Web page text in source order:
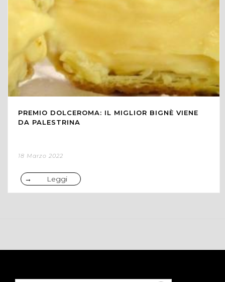
PREMIO DOLCEROMA: IL MIGLIOR BIGNÈ VIENE
DA PALESTRINA
18 Marzo 2022
Leggi